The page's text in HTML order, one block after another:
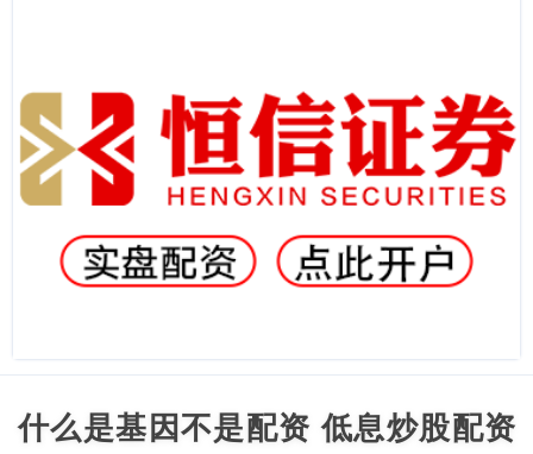
什么是基因不是配资 低息炒股配资